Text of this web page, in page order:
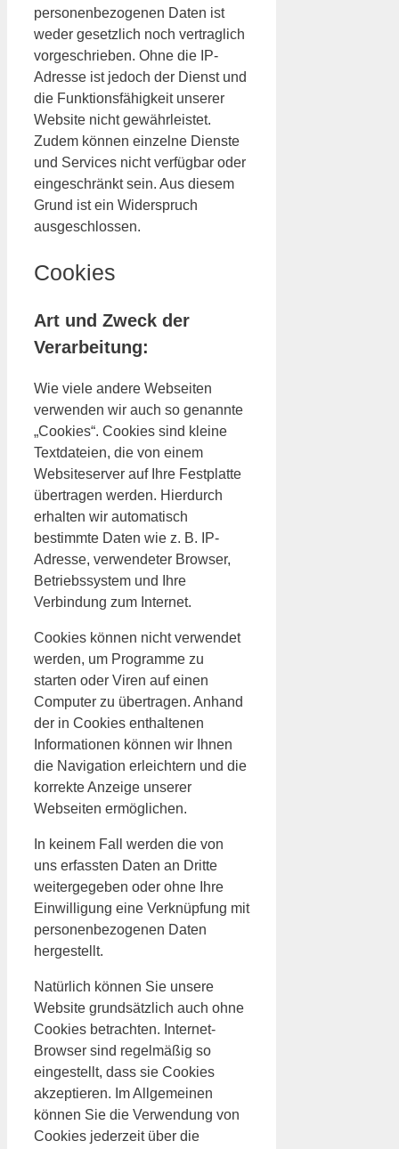
personenbezogenen Daten ist
weder gesetzlich noch vertraglich
vorgeschrieben. Ohne die IP-
Adresse ist jedoch der Dienst und
die Funktionsfähigkeit unserer
Website nicht gewährleistet.
Zudem können einzelne Dienste
und Services nicht verfügbar oder
eingeschränkt sein. Aus diesem
Grund ist ein Widerspruch
ausgeschlossen.
Cookies
Art und Zweck der
Verarbeitung:
Wie viele andere Webseiten
verwenden wir auch so genannte
„Cookies“. Cookies sind kleine
Textdateien, die von einem
Websiteserver auf Ihre Festplatte
übertragen werden. Hierdurch
erhalten wir automatisch
bestimmte Daten wie z. B. IP-
Adresse, verwendeter Browser,
Betriebssystem und Ihre
Verbindung zum Internet.
Cookies können nicht verwendet
werden, um Programme zu
starten oder Viren auf einen
Computer zu übertragen. Anhand
der in Cookies enthaltenen
Informationen können wir Ihnen
die Navigation erleichtern und die
korrekte Anzeige unserer
Webseiten ermöglichen.
In keinem Fall werden die von
uns erfassten Daten an Dritte
weitergegeben oder ohne Ihre
Einwilligung eine Verknüpfung mit
personenbezogenen Daten
hergestellt.
Natürlich können Sie unsere
Website grundsätzlich auch ohne
Cookies betrachten. Internet-
Browser sind regelmäßig so
eingestellt, dass sie Cookies
akzeptieren. Im Allgemeinen
können Sie die Verwendung von
Cookies jederzeit über die